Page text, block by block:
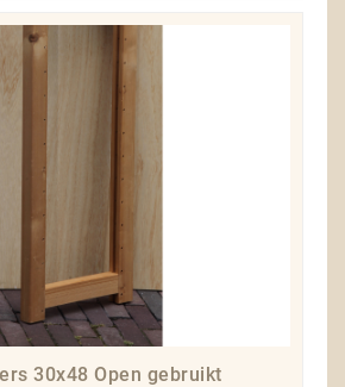
30x48 Open gebruikt